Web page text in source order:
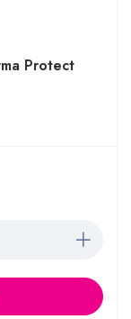
Protect